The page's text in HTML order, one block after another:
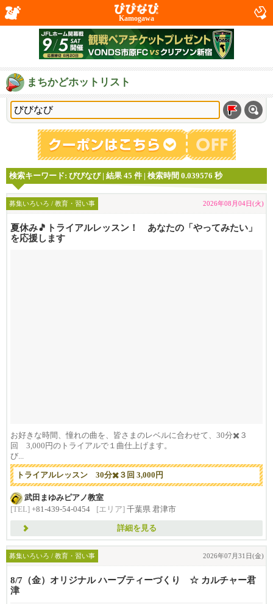
Kamogawa
まちかどホットリスト
検索キーワード: びびなび | 結果 45 件 | 検索時間 0.039576 秒
募集いろいろ / 教育・習い事 2026年08月04日(火)
夏休み🎵トライアルレッスン！ あなたの「やってみたい」
を応援します
お好きな時間、憧れの曲を、皆さまのレベルに合わせて、30分✖️３
回 3,000円のトライアルで１曲仕上げます。
び...
トライアルレッスン 30分✖️３回 3,000円
武田まゆみピアノ教室
[TEL] +81-439-54-0454 [エリア] 千葉県 君津市
詳細を見る
募集いろいろ / 教育・習い事 2026年07月31日(金)
8/7（金）オリジナル ハーブティーづくり ☆ カルチャー君
津